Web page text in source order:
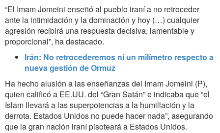
“El Imam Jomeini enseñó al pueblo iraní a no retroceder
ante la intimidación y la dominación y hoy (…) cualquier
agresión recibirá una respuesta decisiva, lamentable y
proporcional”, ha destacado.
Irán: No retrocederemos ni un milímetro respecto a
nueva gestión de Ormuz
Ha hecho alusión a las enseñanzas del Imam Jomeini (P),
quien calificó a EE.UU. del “Gran Satán” e indicaba que “el
Islam llevará a las superpotencias a la humillación y la
derrota. Estados Unidos no puede hacer nada”, asegurando
que la gran nación iraní pisoteará a Estados Unidos.